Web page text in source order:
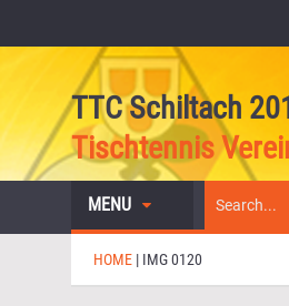
TTC Schiltach
Tischtennis
MENU
HOME | IMG 0120